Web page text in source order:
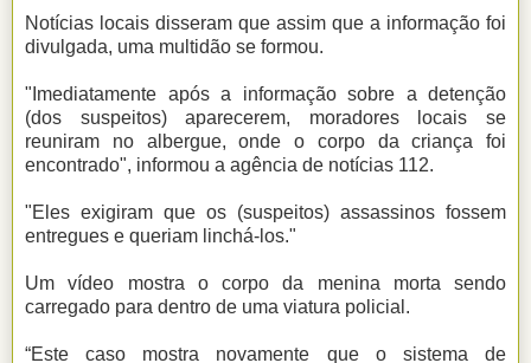
Notícias locais disseram que assim que a informação foi
divulgada, uma multidão se formou.
"Imediatamente após a informação sobre a detenção
(dos suspeitos) aparecerem, moradores locais se
reuniram no albergue, onde o corpo da criança foi
encontrado", informou a agência de notícias 112.
"Eles exigiram que os (suspeitos) assassinos fossem
entregues e queriam linchá-los."
Um vídeo mostra o corpo da menina morta sendo
carregado para dentro de uma viatura policial.
“Este caso mostra novamente que o sistema de